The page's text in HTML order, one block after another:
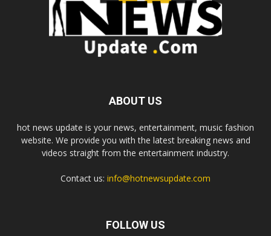
ABOUT US
hot news update is your news, entertainment, music fashion
website. We provide you with the latest breaking news and
videos straight from the entertainment industry.
Contact us: info@hotnewsupdate.com
FOLLOW US